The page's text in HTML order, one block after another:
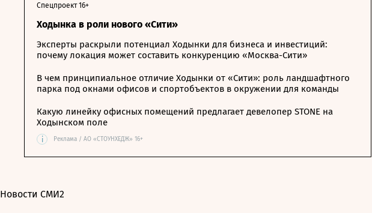
Ходынка в роли нового «Сити»
Спецпроект 16+
Эксперты раскрыли потенциал Ходынки для бизнеса и инвестиций:
почему локация может составить конкуренцию «Москва-Сити»
В чем принципиальное отличие Ходынки от «Сити»: роль ландшафтного
парка под окнами офисов и спортобъектов в окружении для команды
Какую линейку офисных помещений предлагает девелопер STONE на
Ходынском поле
i Реклама / АО «СТОУНХЕДЖ» 16+
Новости СМИ2